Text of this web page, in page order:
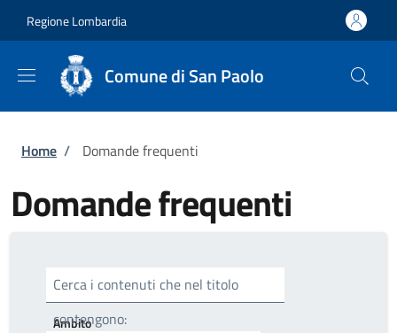
Regione Lombardia
Comune di San Paolo
Briciole di pane
Home / Domande frequenti
Domande frequenti
Cerca i contenuti che nel titolo
contengono:
Ambito